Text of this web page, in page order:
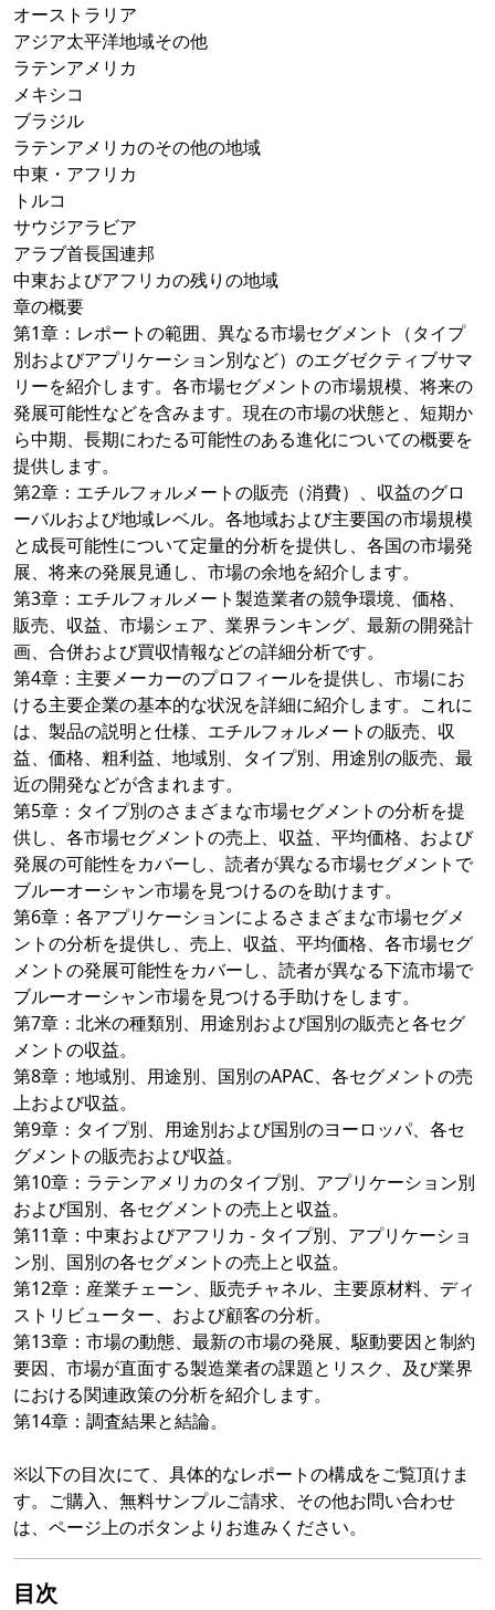
オーストラリア
アジア太平洋地域その他
ラテンアメリカ
メキシコ
ブラジル
ラテンアメリカのその他の地域
中東・アフリカ
トルコ
サウジアラビア
アラブ首長国連邦
中東およびアフリカの残りの地域
章の概要
第1章：レポートの範囲、異なる市場セグメント（タイプ
別およびアプリケーション別など）のエグゼクティブサマ
リーを紹介します。各市場セグメントの市場規模、将来の
発展可能性などを含みます。現在の市場の状態と、短期か
ら中期、長期にわたる可能性のある進化についての概要を
提供します。
第2章：エチルフォルメートの販売（消費）、収益のグロ
ーバルおよび地域レベル。各地域および主要国の市場規模
と成長可能性について定量的分析を提供し、各国の市場発
展、将来の発展見通し、市場の余地を紹介します。
第3章：エチルフォルメート製造業者の競争環境、価格、
販売、収益、市場シェア、業界ランキング、最新の開発計
画、合併および買収情報などの詳細分析です。
第4章：主要メーカーのプロフィールを提供し、市場にお
ける主要企業の基本的な状況を詳細に紹介します。これに
は、製品の説明と仕様、エチルフォルメートの販売、収
益、価格、粗利益、地域別、タイプ別、用途別の販売、最
近の開発などが含まれます。
第5章：タイプ別のさまざまな市場セグメントの分析を提
供し、各市場セグメントの売上、収益、平均価格、および
発展の可能性をカバーし、読者が異なる市場セグメントで
ブルーオーシャン市場を見つけるのを助けます。
第6章：各アプリケーションによるさまざまな市場セグメ
ントの分析を提供し、売上、収益、平均価格、各市場セグ
メントの発展可能性をカバーし、読者が異なる下流市場で
ブルーオーシャン市場を見つける手助けをします。
第7章：北米の種類別、用途別および国別の販売と各セグ
メントの収益。
第8章：地域別、用途別、国別のAPAC、各セグメントの売
上および収益。
第9章：タイプ別、用途別および国別のヨーロッパ、各セ
グメントの販売および収益。
第10章：ラテンアメリカのタイプ別、アプリケーション別
および国別、各セグメントの売上と収益。
第11章：中東およびアフリカ - タイプ別、アプリケーショ
ン別、国別の各セグメントの売上と収益。
第12章：産業チェーン、販売チャネル、主要原材料、ディ
ストリビューター、および顧客の分析。
第13章：市場の動態、最新の市場の発展、駆動要因と制約
要因、市場が直面する製造業者の課題とリスク、及び業界
における関連政策の分析を紹介します。
第14章：調査結果と結論。
※以下の目次にて、具体的なレポートの構成をご覧頂けま
す。ご購入、無料サンプルご請求、その他お問い合わせ
は、ページ上のボタンよりお進みください。
目次